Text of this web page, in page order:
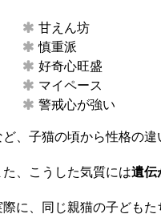
甘えん坊
慎重派
好奇心旺盛
マイペース
警戒心が強い
ど、子猫の頃から性格の違
た、こうした気質には遺伝
際に、同じ親猫の子ども